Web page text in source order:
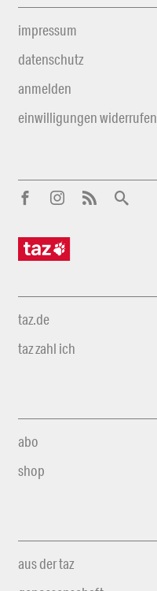
impressum
datenschutz
anmelden
einwilligungen widerrufen
taz.de
taz zahl ich
abo
shop
aus der taz